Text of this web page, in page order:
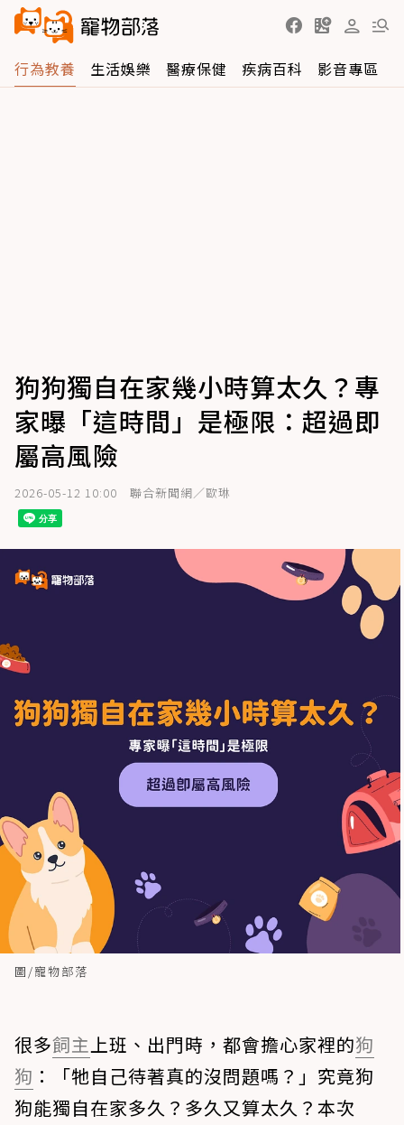
行為教養 生活娛樂 醫療保健 疾病百科 影音專區
狗狗獨自在家幾小時算太久？專
家曝「這時間」是極限：超過即
屬高風險
2026-05-12 10:00 聯合新聞網／歐琳
圖/寵物部落
很多飼主上班、出門時，都會擔心家裡的狗
狗 ：「牠自己待著真的沒問題嗎？」究竟狗
狗能獨自在家多久？多久又算太久？本次